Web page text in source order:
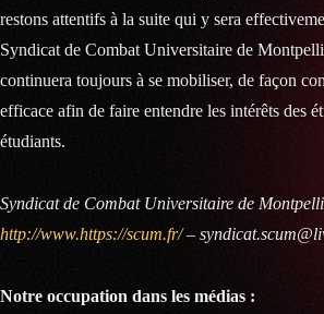
restons attentifs à la suite qui y sera
Syndicat de Combat Universitaire de
continuera toujours à se mobiliser, de façon
efficace afin de faire entendre les intérêts des
étudiants.
Syndicat de Combat Universitaire de
http://www.https://scum.fr/–
Notre occupation dans les médias :